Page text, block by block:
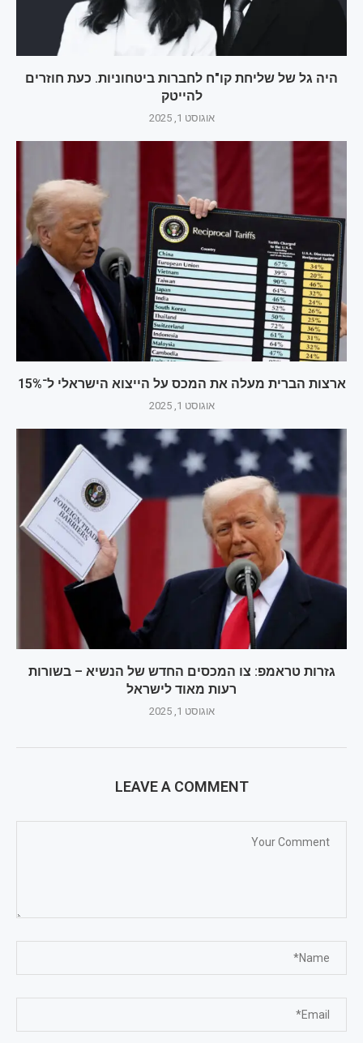
היה גל של שליחת קו"ח לחברות ביטחוניות. כעת חוזרים
להייטק
אוגוסט 1, 2025
ארצות הברית מעלה את המכס על הייצוא הישראלי ל־15%
אוגוסט 1, 2025
גזרות טראמפ: צו המכסים החדש של הנשיא – בשורות
רעות מאוד לישראל
אוגוסט 1, 2025
LEAVE A COMMENT